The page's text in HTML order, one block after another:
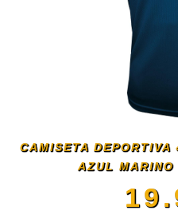
CAMISETA
AZUL MARINO